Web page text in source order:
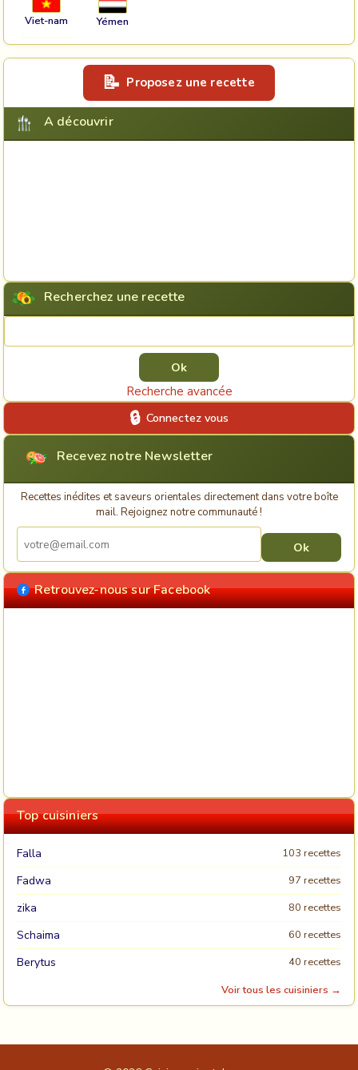
Viet-nam Yémen
Proposez une recette
A découvrir
Recherchez une recette
Recherche avancée
Connectez vous
Recevez notre Newsletter
Recettes inédites et saveurs orientales directement dans votre boîte
mail. Rejoignez notre communauté !
Retrouvez-nous sur Facebook
Top cuisiniers
Falla 103 recettes
Fadwa 97 recettes
zika 80 recettes
Schaima 60 recettes
Berytus
40 recettes
Voir tous les cuisiniers →